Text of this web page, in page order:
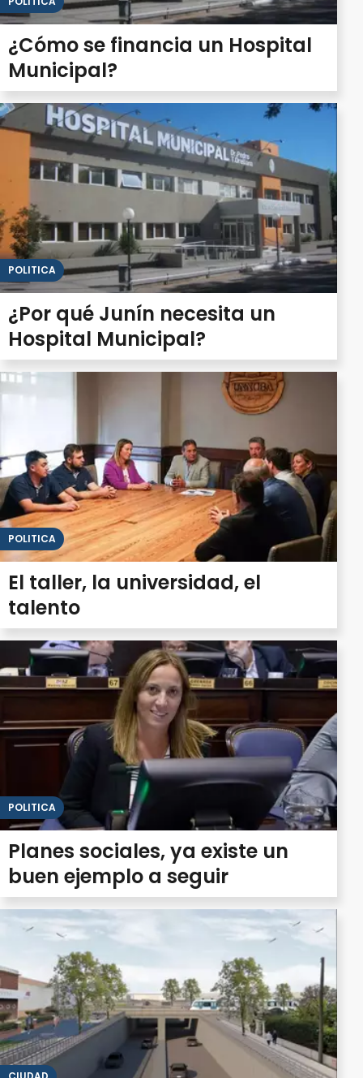
¿Cómo se financia un Hospital
Municipal?
POLITICA
¿Por qué Junín necesita un
Hospital Municipal?
POLITICA
El taller, la universidad, el
talento
POLITICA
Planes sociales, ya existe un
buen ejemplo a seguir